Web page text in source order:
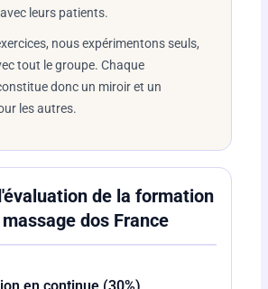
leurs patients.
nous expérimentons seuls,
tout le groupe. Chaque
donc un miroir et un
les autres.
de la formation
dos France